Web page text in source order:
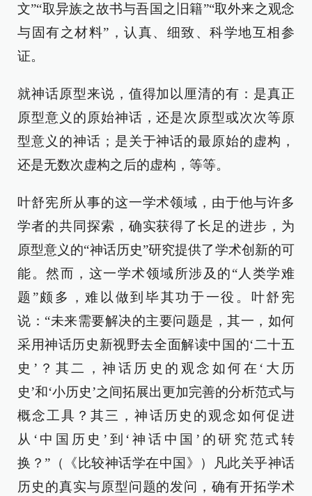
文”“取异族之故书与吾国之旧籍”“取外来之观念
与固有之材料”，认真、细致、科学地互相参
证。
就神话原型来说，值得加以厘清的有：是真正
原型意义的原始神话，还是次原型或次次等原
型意义的神话；是关于神话的最原始的虚构，
还是无数次虚构之后的虚构，等等。
叶舒宪所从事的这一学术领域，由于他与许多
学者的共同探索，确实获得了长足的进步，为
原型意义的“神话历史”研究提供了学术创新的可
能。然而，这一学术领域所涉及的“人类学难
题”颇多，难以做到毕其功于一役。叶舒宪
说：“未来需要解决的主要问题是，其一，如何
采用神话历史新视野去全面解读中国的‘二十五
史’？其二，神话历史的观念如何在‘大历
史’和‘小历史’之间拓展出更加完善的分析范式与
概念工具？其三，神话历史的观念如何促进
从‘中国历史’到‘神话中国’的研究范式转
换？”（《比较神话学在中国》）凡此关乎神话
历史的真实与原型问题的发问，确有开拓学术